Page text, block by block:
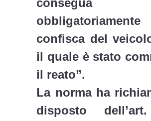
consegua
confisca del
il quale è stato
il reato”.
La norma ha
disposto